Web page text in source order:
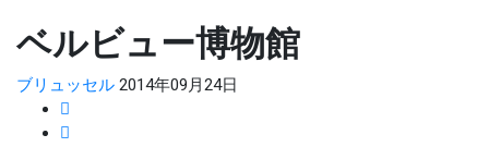
ベルビュー博物館
ブリュッセル 2014年09月24日